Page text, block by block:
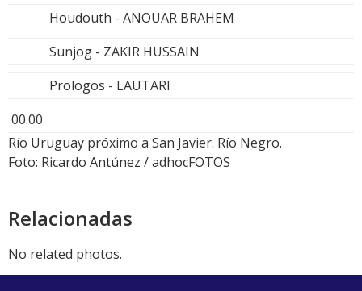
Houdouth - ANOUAR BRAHEM
Sunjog - ZAKIR HUSSAIN
Prologos - LAUTARI
00.00
Río Uruguay próximo a San Javier. Río Negro.
Foto: Ricardo Antúnez / adhocFOTOS
Relacionadas
No related photos.